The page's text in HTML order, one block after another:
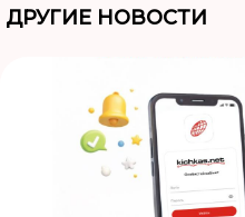
ДРУГИЕ НОВОСТИ